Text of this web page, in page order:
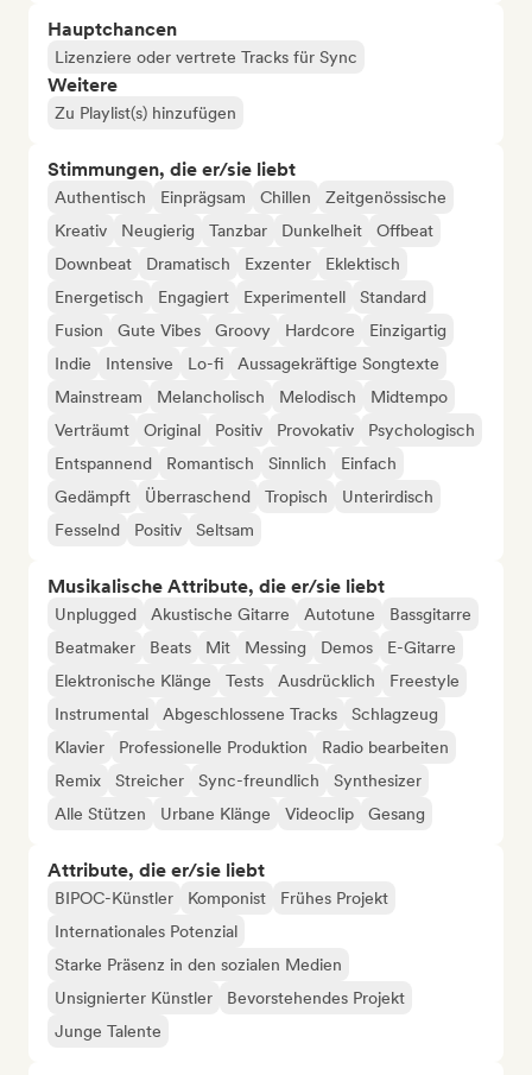
Hauptchancen
Lizenziere oder vertrete Tracks für Sync
Weitere
Zu Playlist(s) hinzufügen
Stimmungen, die er/sie liebt
Authentisch Einprägsam Chillen
Zeitgenössische
Kreativ
Neugierig Tanzbar Dunkelheit
Offbeat
Downbeat
Dramatisch Exzenter
Eklektisch
Energetisch
Engagiert Experimentell
Standard
Fusion
Gute Vibes Groovy Hardcore
Einzigartig
Indie
Intensive Lo-fi
Aussagekräftige Songtexte
Mainstream
Melancholisch Melodisch
Midtempo
Verträumt
Original Positiv Provokativ
Psychologisch
Entspannend
Romantisch Sinnlich
Einfach
Gedämpft
Überraschend Tropisch
Unterirdisch
Fesselnd
Positiv Seltsam
Musikalische Attribute, die er/sie liebt
Unplugged Akustische Gitarre Autotune
Bassgitarre
Beatmaker
Beats Mit Messing Demos
E-Gitarre
Elektronische Klänge
Tests Ausdrücklich
Freestyle
Instrumental
Abgeschlossene Tracks
Schlagzeug
Klavier
Professionelle Produktion
Radio bearbeiten
Remix
Streicher Sync-freundlich
Synthesizer
Alle Stützen
Urbane Klänge Videoclip Gesang
Attribute, die er/sie liebt
BIPOC-Künstler Komponist
Frühes Projekt
Internationales Potenzial
Starke Präsenz in den sozialen Medien
Unsignierter Künstler
Bevorstehendes Projekt
Junge Talente